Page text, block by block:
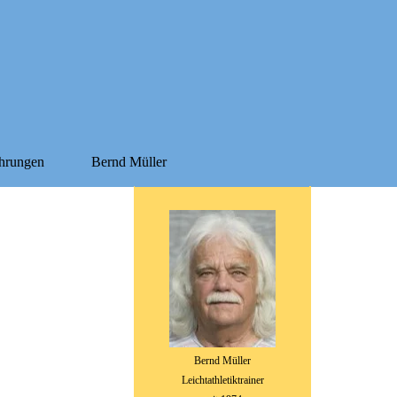
▼ ▼
Bernd Müller
Bernd Müller
Leichtathletiktrainer